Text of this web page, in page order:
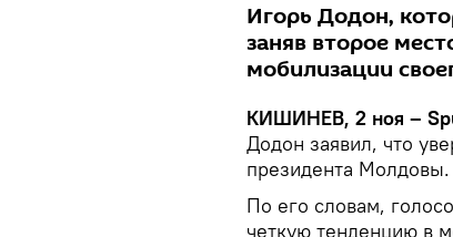
Игорь Додон,
заняв второе
мобилизации
КИШИНЕВ, 2 ноя –
Додон заявил, что
президента Молдовы.
По его словам,
четкую тенденцию в